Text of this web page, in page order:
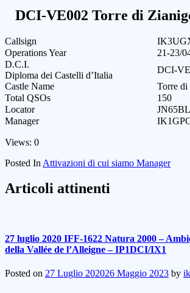
DCI-VE002 Torre di
Callsign
Operations Year
21-23/
D.C.I.
Diploma dei Castelli d’Italia
DCI-
Castle Name
Torre
Total QSOs
150
Locator
JN65BL
Manager
Views: 0
Posted In Attivazioni di cui siamo Manager
Articoli attinenti
27 luglio 2020 IFF-1622 Natura 2000 –
della Vallée de l’Alleigne – IP1DCI/IX1
Posted on 27 Luglio 202026 Maggio 2023 by